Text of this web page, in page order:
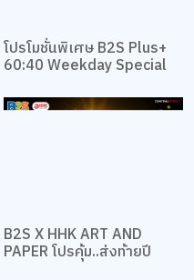
โปรโมชั่นพิเศษ B2S Plus+
60:40 Weekday Special
B2S X HHK ART AND
PAPER โปรคุ้ม..ส่งท้ายปี